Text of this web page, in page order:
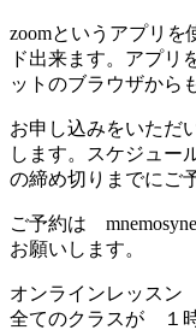
zoomというアプリ
ド出来ます。アプリ
ットのブラウザから
お申し込みをいただ
します。スケジュー
の締め切りまでにご
ご予約は
お願いします。
オンラインレッスン
全てのクラスが １